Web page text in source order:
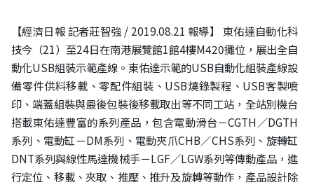
【經濟日報 記者莊智強 / 2019.08.21 報導】 東佑達自動化科
技今（21）至24日在南港展覽館1館4樓M420攤位，展出全自
動化USB組裝示範產線。東佑達示範的USB自動化組裝產線設
備零件供料移載、零配件組裝、USB燒錄製程、USB客製噴
印、端蓋組裝與最後包裝後移載取出等不同工站，全站別機台
搭載東佑達豐富的系列產品，包含電動滑台－CGTH／DGTH
系列、電動缸－DM系列、電動夾爪CHB／CHS系列、旋轉缸
DNT系列與線性馬達機械手－LGF／LGW系列等傳動產品，進
行定位、移載、夾取、推壓、推升及旋轉等動作，產品設計除